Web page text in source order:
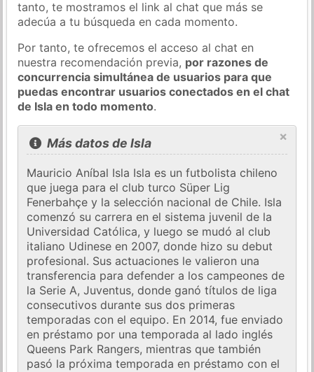
tanto, te mostramos el link al chat que más se
adecúa a tu búsqueda en cada momento.
Por tanto, te ofrecemos el acceso al chat en
nuestra recomendación previa, por razones de
concurrencia simultánea de usuarios para que
puedas encontrar usuarios conectados en el chat
de Isla en todo momento.
×
Más datos de Isla
Mauricio Aníbal Isla Isla es un futbolista chileno
que juega para el club turco Süper Lig
Fenerbahçe y la selección nacional de Chile. Isla
comenzó su carrera en el sistema juvenil de la
Universidad Católica, y luego se mudó al club
italiano Udinese en 2007, donde hizo su debut
profesional. Sus actuaciones le valieron una
transferencia para defender a los campeones de
la Serie A, Juventus, donde ganó títulos de liga
consecutivos durante sus dos primeras
temporadas con el equipo. En 2014, fue enviado
en préstamo por una temporada al lado inglés
Queens Park Rangers, mientras que también
pasó la próxima temporada en préstamo con el